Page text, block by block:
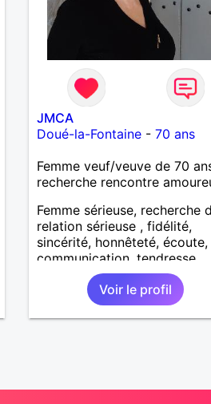
JMCA
Doué-la-Fontaine- 70 ans
Femme veuf/veuve de 70
recherche rencontre
Femme sérieuse, recherche
relation sérieuse , fidélité,
sincérité, honnêteté, écoute,
communication, tendresse,
Voir le profil